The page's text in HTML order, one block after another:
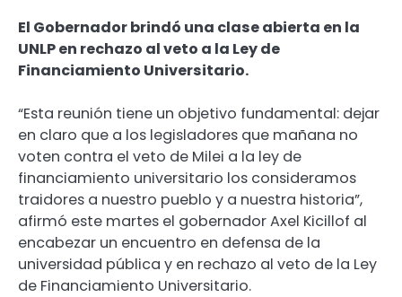
El Gobernador brindó una clase abierta en la
UNLP en rechazo al veto a la Ley de
Financiamiento Universitario.
“Esta reunión tiene un objetivo fundamental: dejar
en claro que a los legisladores que mañana no
voten contra el veto de Milei a la ley de
financiamiento universitario los consideramos
traidores a nuestro pueblo y a nuestra historia”,
afirmó este martes el gobernador Axel Kicillof al
encabezar un encuentro en defensa de la
universidad pública y en rechazo al veto de la Ley
de Financiamiento Universitario.